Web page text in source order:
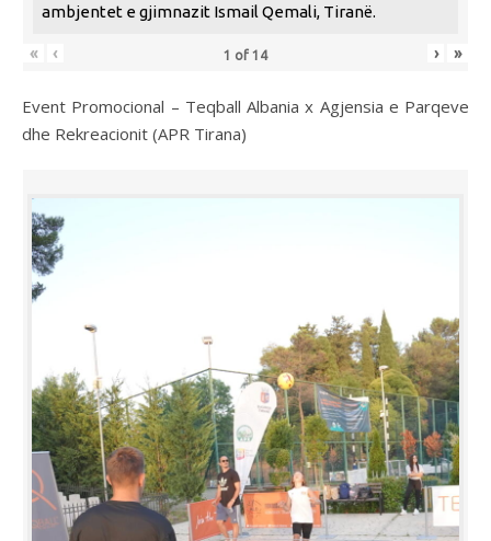
ambjentet e gjimnazit Ismail Qemali, Tiranë.
« ‹ 1 of 14 › »
Event Promocional – Teqball Albania x Agjensia e Parqeve
dhe Rekreacionit (APR Tirana)